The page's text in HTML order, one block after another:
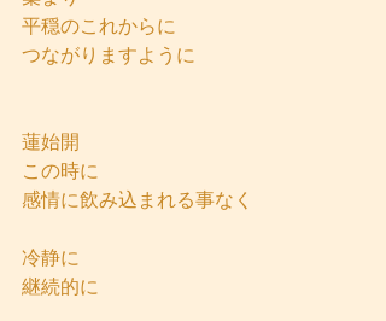
平穏のこれからに
つながりますように
蓮始開
この時に
感情に飲み込まれる事なく
冷静に
継続的に